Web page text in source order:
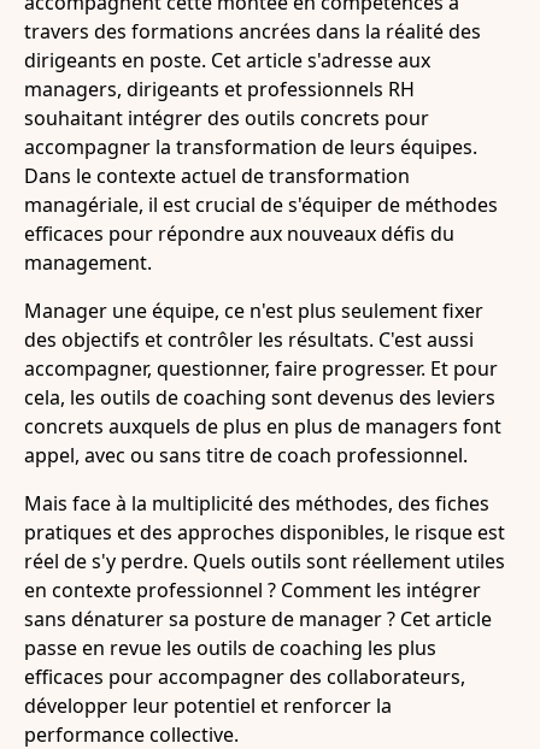
travers des formations ancrées dans la réalité des
dirigeants en poste. Cet article s'adresse aux
managers, dirigeants et professionnels RH
souhaitant intégrer des outils concrets pour
accompagner la transformation de leurs équipes.
Dans le contexte actuel de transformation
managériale, il est crucial de s'équiper de méthodes
efficaces pour répondre aux nouveaux défis du
management.
Manager une équipe, ce n'est plus seulement fixer
des objectifs et contrôler les résultats. C'est aussi
accompagner, questionner, faire progresser. Et pour
cela, les outils de coaching sont devenus des leviers
concrets auxquels de plus en plus de managers font
appel, avec ou sans titre de coach professionnel.
Mais face à la multiplicité des méthodes, des fiches
pratiques et des approches disponibles, le risque est
réel de s'y perdre. Quels outils sont réellement utiles
en contexte professionnel ? Comment les intégrer
sans dénaturer sa posture de manager ? Cet article
passe en revue les outils de coaching les plus
efficaces pour accompagner des collaborateurs,
développer leur potentiel et renforcer la
performance collective.